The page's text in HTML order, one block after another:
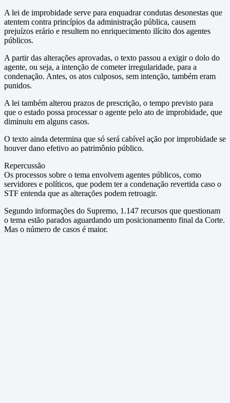
A lei de improbidade serve para enquadrar condutas desonestas que
atentem contra princípios da administração pública, causem
prejuízos erário e resultem no enriquecimento ilícito dos agentes
públicos.
A partir das alterações aprovadas, o texto passou a exigir o dolo do
agente, ou seja, a intenção de cometer irregularidade, para a
condenação. Antes, os atos culposos, sem intenção, também eram
punidos.
A lei também alterou prazos de prescrição, o tempo previsto para
que o estado possa processar o agente pelo ato de improbidade, que
diminuiu em alguns casos.
O texto ainda determina que só será cabível ação por improbidade se
houver dano efetivo ao patrimônio público.
Repercussão
Os processos sobre o tema envolvem agentes públicos, como
servidores e políticos, que podem ter a condenação revertida caso o
STF entenda que as alterações podem retroagir.
Segundo informações do Supremo, 1.147 recursos que questionam
o tema estão parados aguardando um posicionamento final da Corte.
Mas o número de casos é maior.